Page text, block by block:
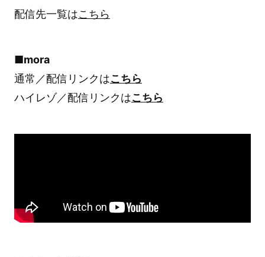
配信先一覧はこちら
■mora
通常／配信リンクはこちら
ハイレゾ／配信リンクはこちら